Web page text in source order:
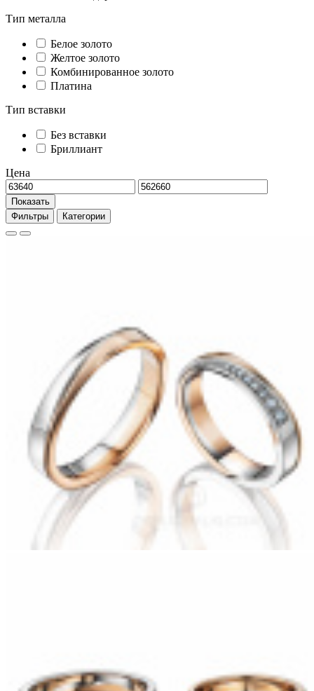
Тип металла
Белое золото
Желтое золото
Комбинированное золото
Платина
Тип вставки
Без вставки
Бриллиант
Цена
Показать
Фильтры
Категории